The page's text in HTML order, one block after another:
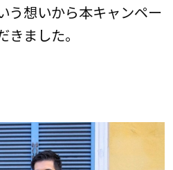
う想いから本キャンペー
ました。